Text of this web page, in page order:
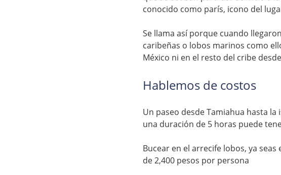
conocido como parís, icono del
Se llama así porque cuando
caribeñas o lobos marinos como
México ni en el resto del cribe
Hablemos de costos
Un paseo desde Tamiahua hasta
una duración de 5 horas puede
Bucear en el arrecife lobos, ya
de 2,400 pesos por persona